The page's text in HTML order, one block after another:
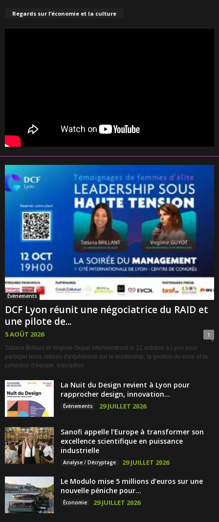
Regards sur l’économie et la culture
Évènements
DCF Lyon réunit une négociatrice du RAID et
une pilote de...
5 AOÛT 2026 1
Tatiana Brillant et Virginie Guyot interviendront le 12 octobre à Lyon pour
partager leurs retours d'expérience sur le leadership, la gestion de crise et la
cohésion d'équipe. Inscription
La Nuit du Design revient à Lyon pour
rapprocher design, innovation...
Évènements 29 JUILLET 2026
Sanofi appelle l’Europe à transformer son
excellence scientifique en puissance
industrielle
Analyse / Décryptage 29 JUILLET 2026
Le Modulo mise 5 millions d’euros sur une
nouvelle péniche pour...
Économie 29 JUILLET 2026